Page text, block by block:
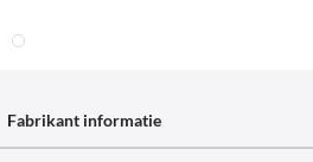
Fabrikant informatie